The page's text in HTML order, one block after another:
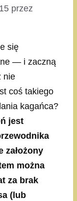
przez
się
— i zaczną
nie
coś takiego
kagańca?
jest
założony
można
za brak
(lub